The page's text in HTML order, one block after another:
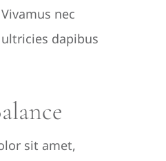
nec
dapibus
sit amet,